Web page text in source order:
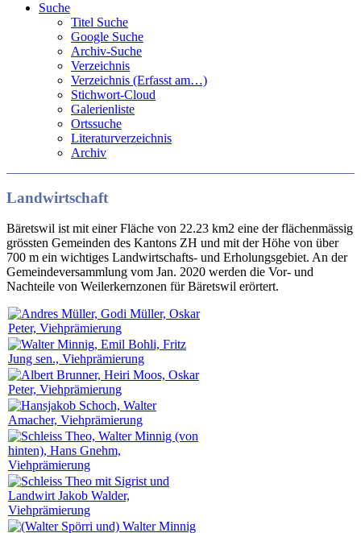
Suche
Titel Suche
Google Suche
Archiv-Suche
Verzeichnis
Verzeichnis (Erfasst am…)
Stichwort-Cloud
Galerienliste
Ortssuche
Literaturverzeichnis
Archiv
Landwirtschaft
Bäretswil ist mit einer Fläche von 22.23 km2 eine der flächenmässig
grössten Gemeinden des Kantons ZH und mit der Höhe von über
700 m ein wichtiges Landwirtschafts- und Erholungsgebiet. An der
Gemeindeversammlung vom Jan. 2020 werden die Vor- und
Nachteile von Weilerkernzonen für Bäretswil erörtert.